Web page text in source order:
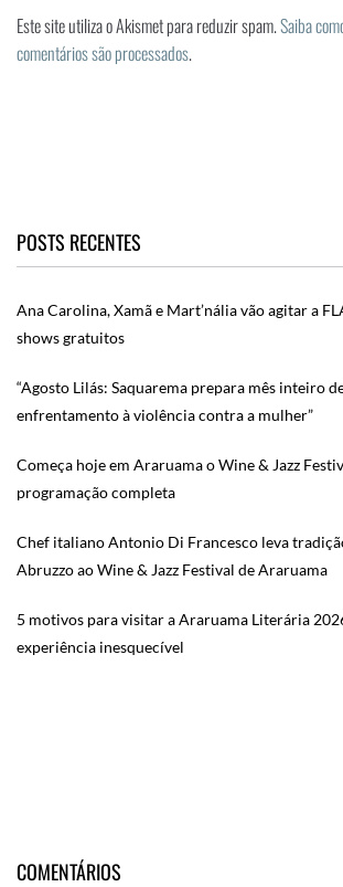
Este site utiliza o Akismet para reduzir spam.Saiba
comentários são processados.
POSTS RECENTES
Ana Carolina, Xamã e Mart’nália vão agitar a
shows gratuitos
“Agosto Lilás: Saquarema prepara mês inteiro
enfrentamento à violência contra a mulher”
Começa hoje em Araruama o Wine & Jazz
programação completa
Chef italiano Antonio Di Francesco leva
Abruzzo ao Wine & Jazz Festival de Araruama
5 motivos para visitar a Araruama Literária
experiência inesquecível
COMENTÁRIOS